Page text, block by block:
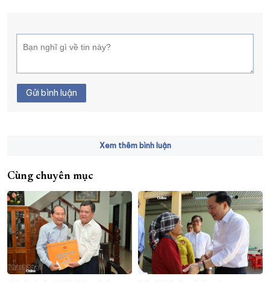
Gửi bình luận
Xem thêm bình luận
Cùng chuyên mục